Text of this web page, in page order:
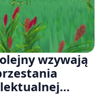
wzywają